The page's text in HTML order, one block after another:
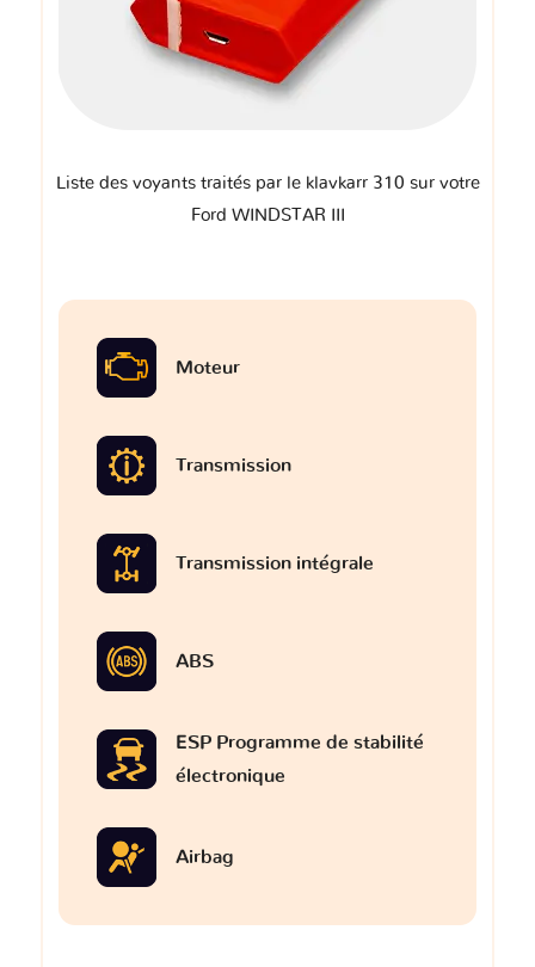
Liste des voyants traités par le klavkarr 310 sur votre
Ford WINDSTAR III
Moteur
Transmission
Transmission intégrale
ABS
ESP Programme de stabilité
électronique
Airbag